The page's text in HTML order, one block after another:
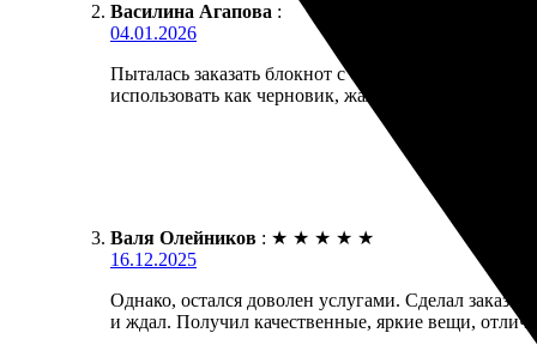
Василина Агапова :
04.01.2026
Пыталась заказать блокнот с обложкой из своего
использовать как черновик, жалко.
Валя Олейников : ★ ★ ★ ★ ★
16.12.2025
Однако, остался доволен услугами. Сделал заказ
и ждал. Получил качественные, яркие вещи,